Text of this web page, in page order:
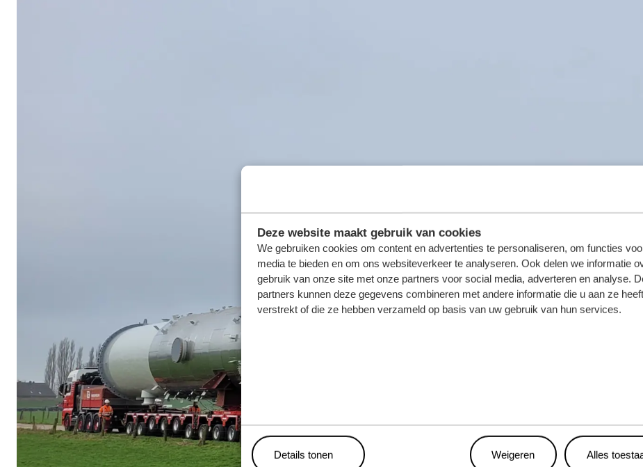
Deze website maakt gebruik van cookies
We gebruiken cookies om content en advertenties te personaliseren, om functies
media te bieden en om ons websiteverkeer te analyseren. Ook delen we informatie
gebruik van onze site met onze partners voor social media, adverteren en analyse.
partners kunnen deze gegevens combineren met andere informatie die u aan ze heeft
verstrekt of die ze hebben verzameld op basis van uw gebruik van hun services.
Details tonen Weigeren Alles